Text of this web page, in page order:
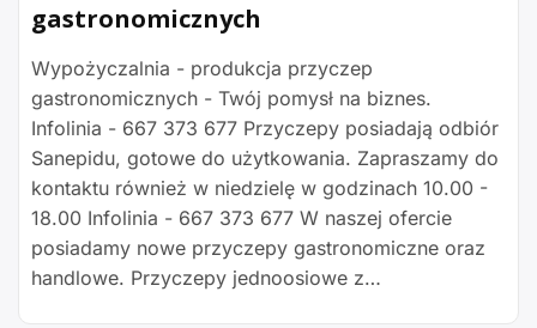
gastronomicznych
Wypożyczalnia - produkcja przyczep
gastronomicznych - Twój pomysł na biznes.
Infolinia - 667 373 677 Przyczepy posiadają odbiór
Sanepidu, gotowe do użytkowania. Zapraszamy do
kontaktu również w niedzielę w godzinach 10.00 -
18.00 Infolinia - 667 373 677 W naszej ofercie
posiadamy nowe przyczepy gastronomiczne oraz
handlowe. Przyczepy jednoosiowe z…